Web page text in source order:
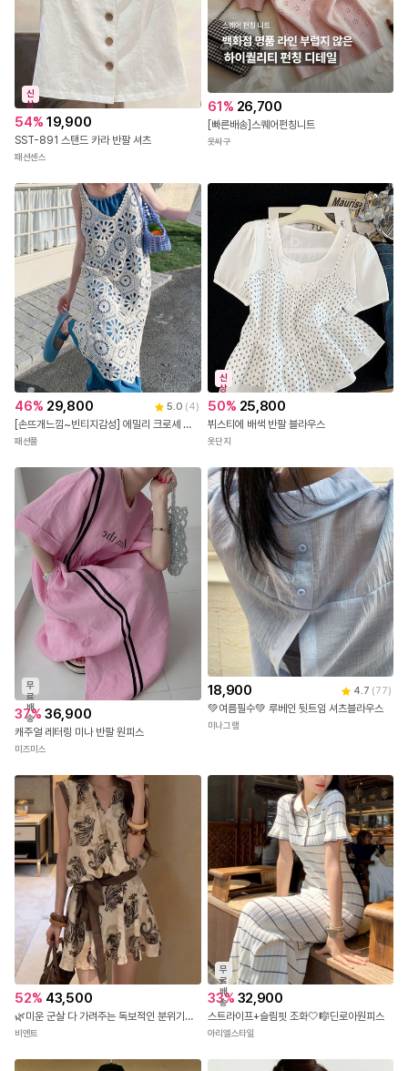
신
상
54% 19,900
SST-891 스탠드 카라 반팔 셔츠
패션센스
61 % 26,700
[빠른배송]스퀘어펀칭니트
옷싸구
46% 29,800 5.0 (4)
[손뜨개느낌~빈티지감성] 에밀리 크로셰 뷔스티에 원피스
패션풀
신
상
50% 25,800
뷔스티에 배색 반팔 블라우스
옷단지
무
료
배
송
37% 36,900
캐주얼 레터링 미나 반팔 원피스
미즈미스
18,900 4.7 (77)
💚여름필수💚 루베인 뒷트임 셔츠블라우스
미나그램
52% 43,500
🌿미운 군살 다 가려주는 독보적인 분위기의 롱핏🌿 XI-710 페이즐리 브이넥 원피스
비엔트
무
료
배
송
33% 32,900
스트라이프+슬림핏 조화🤍🎼딘로아원피스
아리엘스타일